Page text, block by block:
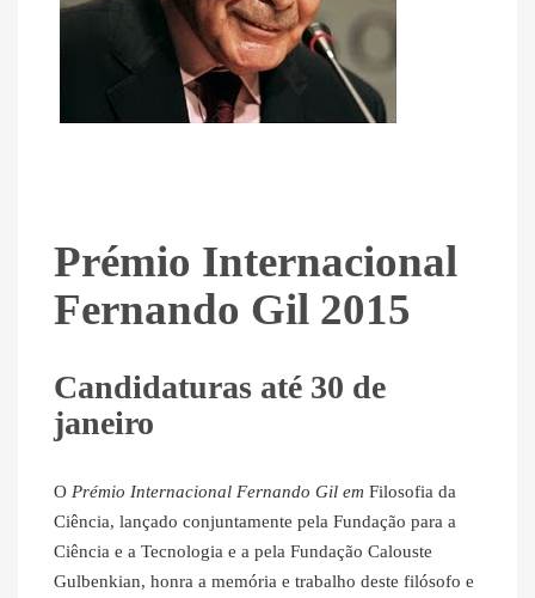
Prémio Internacional
Fernando Gil 2015
Candidaturas até 30 de
janeiro
O Prémio Internacional Fernando Gil em Filosofia da
Ciência, lançado conjuntamente pela Fundação para a
Ciência e a Tecnologia e a pela Fundação Calouste
Gulbenkian, honra a memória e trabalho deste filósofo e